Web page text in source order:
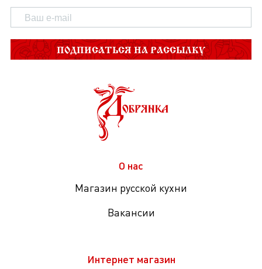
ПОДПИСАТЬСЯ НА РАССЫЛКУ
О нас
Магазин русской кухни
Вакансии
Интернет магазин